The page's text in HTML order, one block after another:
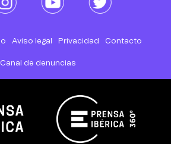
Aviso legal Privacidad Contacto
Canal de denuncias